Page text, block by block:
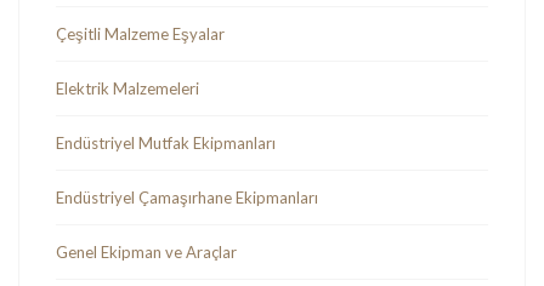
Çeşitli Malzeme Eşyalar
Elektrik Malzemeleri
Endüstriyel Mutfak Ekipmanları
Endüstriyel Çamaşırhane Ekipmanları
Genel Ekipman ve Araçlar